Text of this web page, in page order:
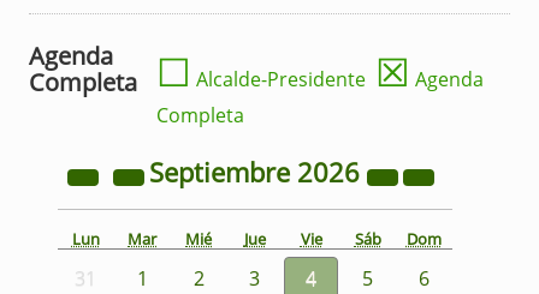
Agenda
Completa
☐ Alcalde-Presidente ☒ Agenda
Completa
Septiembre 2026
Lun Mar Mié Jue Vie Sáb Dom
31 1 2 3 4 5
6